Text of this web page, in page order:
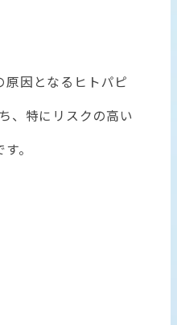
原因となるヒトパピ
、特にリスクの高い
。